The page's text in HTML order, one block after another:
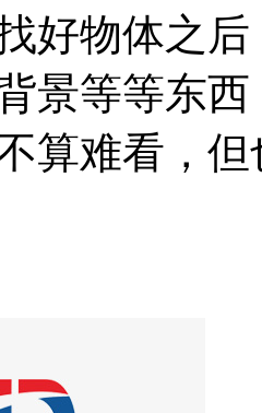
好物体之
景等等东
算难看，